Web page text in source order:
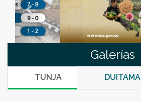
Galerías
TUNJA DUITAMA